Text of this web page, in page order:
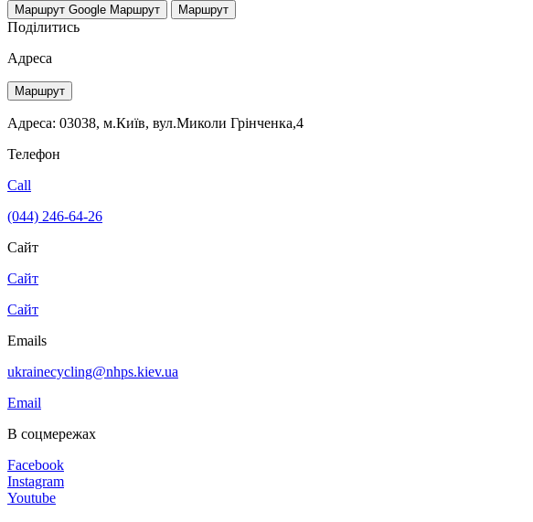
Маршрут Google Маршрут Маршрут
Поділитись
Адреса
Маршрут
Адреса: 03038, м.Київ, вул.Миколи Грінченка,4
Телефон
Call
(044) 246-64-26
Сайт
Сайт
Сайт
Emails
ukrainecycling@nhps.kiev.ua
Email
В соцмережах
Facebook
Instagram
Youtube